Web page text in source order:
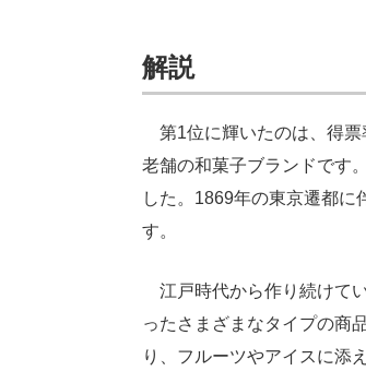
解説
第1位に輝いたのは、得票
老舗の和菓子ブランドです
した。1869年の東京遷都に
す。
江戸時代から作り続けて
ったさまざまなタイプの商
り、フルーツやアイスに添